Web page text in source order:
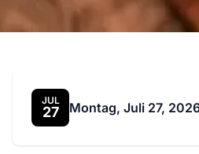
JUL
27 Montag, Juli 27,